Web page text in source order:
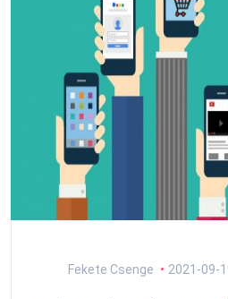
Fekete Csenge 2021-09-